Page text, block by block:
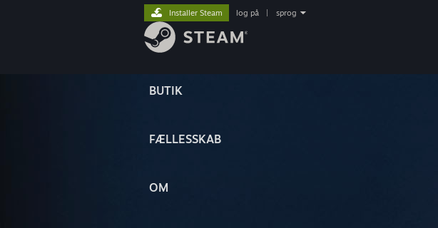
BUTIK
FÆLLESSKAB
OM
Installer Steam log på sprog